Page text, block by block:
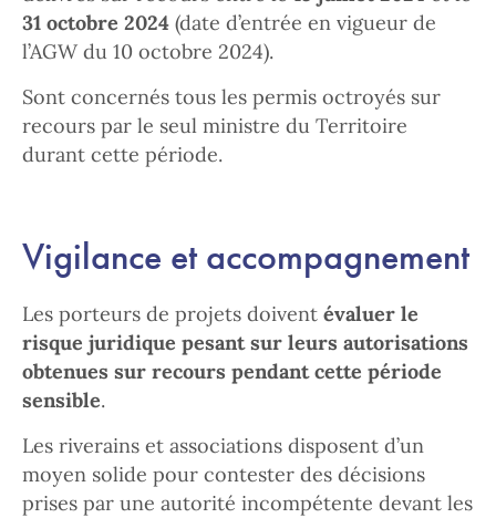
31 octobre 2024 (date d’entrée en vigueur de
l’AGW du 10 octobre 2024).
Sont concernés tous les permis octroyés sur
recours par le seul ministre du Territoire
durant cette période.
Vigilance et accompagnement
Les porteurs de projets doivent évaluer le
risque juridique pesant sur leurs autorisations
obtenues sur recours pendant cette période
sensible.
Les riverains et associations disposent d’un
moyen solide pour contester des décisions
prises par une autorité incompétente devant les